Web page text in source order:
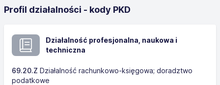
Profil działalności - kody PKD
Działalność profesjonalna, naukowa i
techniczna
69.20.Z Działalność rachunkowo-księgowa; doradztwo
podatkowe